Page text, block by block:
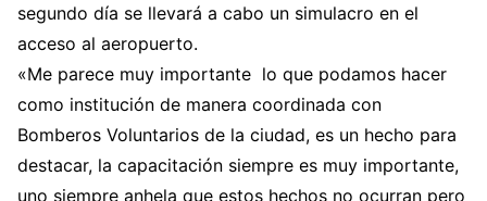
segundo día se llevará a cabo un simulacro en el
acceso al aeropuerto.
«Me parece muy importante lo que podamos hacer
como institución de manera coordinada con
Bomberos Voluntarios de la ciudad, es un hecho para
destacar, la capacitación siempre es muy importante,
uno siempre anhela que estos hechos no ocurran pero